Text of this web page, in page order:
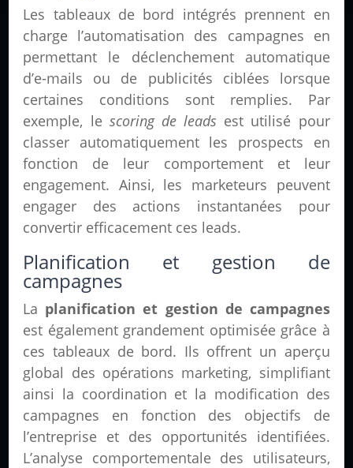
Les tableaux de bord intégrés prennent en
charge l’automatisation des campagnes en
permettant le déclenchement automatique
d’e-mails ou de publicités ciblées lorsque
certaines conditions sont remplies. Par
exemple, le scoring de leads est utilisé pour
classer automatiquement les prospects en
fonction de leur comportement et leur
engagement. Ainsi, les marketeurs peuvent
engager des actions instantanées pour
convertir efficacement ces leads.
Planification et gestion de
campagnes
La planification et gestion de campagnes
est également grandement optimisée grâce à
ces tableaux de bord. Ils offrent un aperçu
global des opérations marketing, simplifiant
ainsi la coordination et la modification des
campagnes en fonction des objectifs de
l’entreprise et des opportunités identifiées.
L’analyse comportementale des utilisateurs,